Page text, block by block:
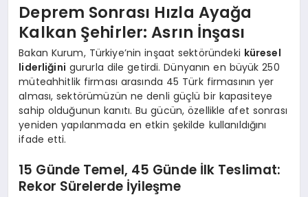
Deprem Sonrası Hızla Ayağa
Kalkan Şehirler: Asrın İnşası
Bakan Kurum, Türkiye’nin inşaat sektöründeki küresel
liderliğini gururla dile getirdi. Dünyanın en büyük 250
müteahhitlik firması arasında 45 Türk firmasının yer
alması, sektörümüzün ne denli güçlü bir kapasiteye
sahip olduğunun kanıtı. Bu gücün, özellikle afet sonrası
yeniden yapılanmada en etkin şekilde kullanıldığını
ifade etti.
15 Günde Temel, 45 Günde İlk Teslimat:
Rekor Sürelerde İyileşme